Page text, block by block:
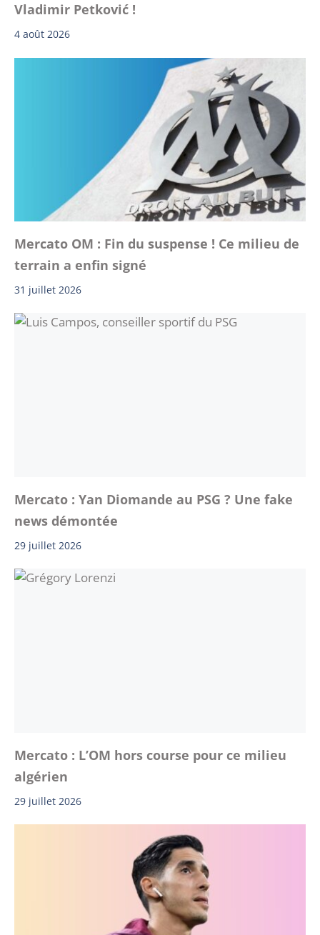
Vladimir Petković !
4 août 2026
Mercato OM : Fin du suspense ! Ce milieu de
terrain a enfin signé
31 juillet 2026
Mercato : Yan Diomande au PSG ? Une fake
news démontée
29 juillet 2026
Mercato : L’OM hors course pour ce milieu
algérien
29 juillet 2026